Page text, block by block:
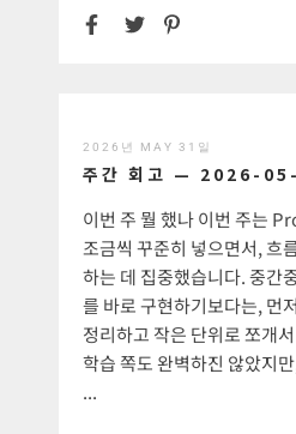
2026년 MAY 31일
주간 회고 — 2026-
이번 주 뭘 했나 이번 주는
조금씩 꾸준히 넣으면서, 흐
하는 데 집중했습니다. 중간
를 바로 구현하기보다는, 먼
정리하고 작은 단위로 쪼개
학습 쪽도 완벽하진 않았지
...